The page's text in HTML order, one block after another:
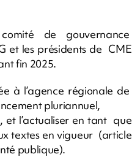
de gouvernance
et les présidents de CME
fin 2025.
à l’agence régionale de
pluriannuel,
et l’actualiser en tant que
textes en vigueur (article
publique).